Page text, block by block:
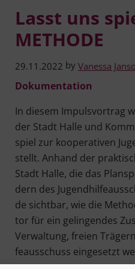
Lasst uns
METHODE
29.11.2022 by Vanessa
Doku­men­ta­ti­on
In die­sem Impuls­vor­trag
der Stadt Hal­le und
spiel zur koope­ra­ti­ven
stellt. Anhand der
Stadt Hal­le, die das
dern des
de sicht­bar, wie die
tor für ein gelin­gen­des
Ver­wal­tung, frei­en
fe­aus­schuss ein­ge­setzt